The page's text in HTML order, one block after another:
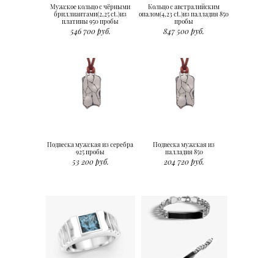
Мужское кольцо с чёрными
бриллиантами(2,25 ct.)из
платины 950 пробы
546 700 руб.
Кольцо с австралийским
опалом(4,23 ct.)из палладия 850
пробы
847 500 руб.
Подвеска мужская из серебра
925 пробы
53 200 руб.
Подвеска мужская из
палладия 850
204 720 руб.